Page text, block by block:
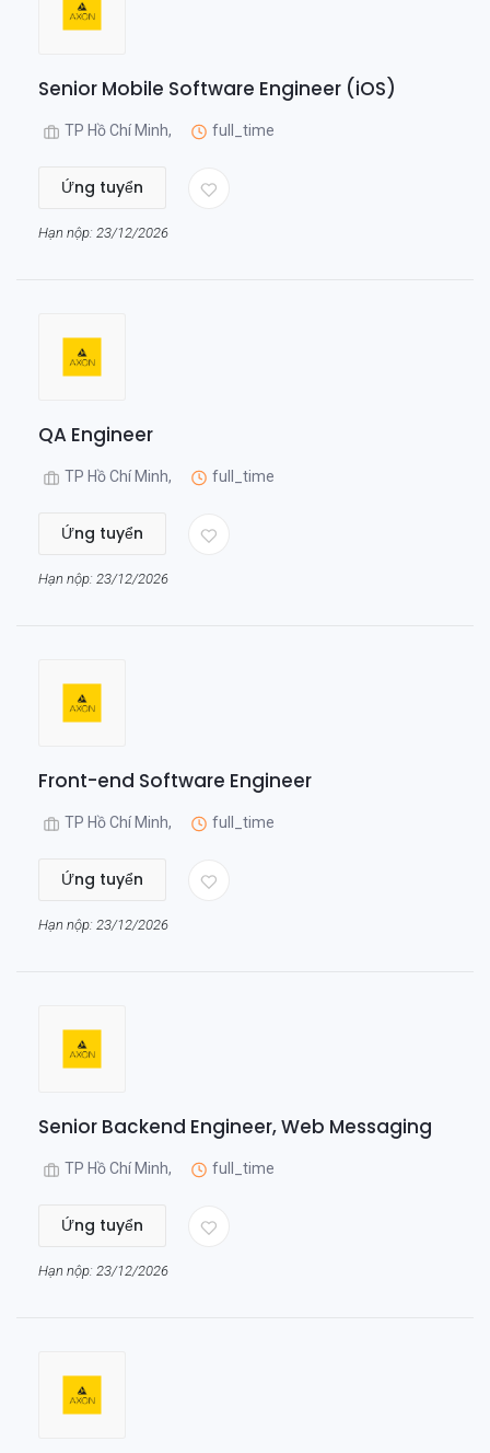
Senior Mobile Software Engineer (iOS)
TP Hồ Chí Minh, full_time
Ứng tuyển
Hạn nộp: 23/12/2026
QA Engineer
TP Hồ Chí Minh, full_time
Ứng tuyển
Hạn nộp: 23/12/2026
Front-end Software Engineer
TP Hồ Chí Minh, full_time
Ứng tuyển
Hạn nộp: 23/12/2026
Senior Backend Engineer, Web Messaging
TP Hồ Chí Minh, full_time
Ứng tuyển
Hạn nộp: 23/12/2026